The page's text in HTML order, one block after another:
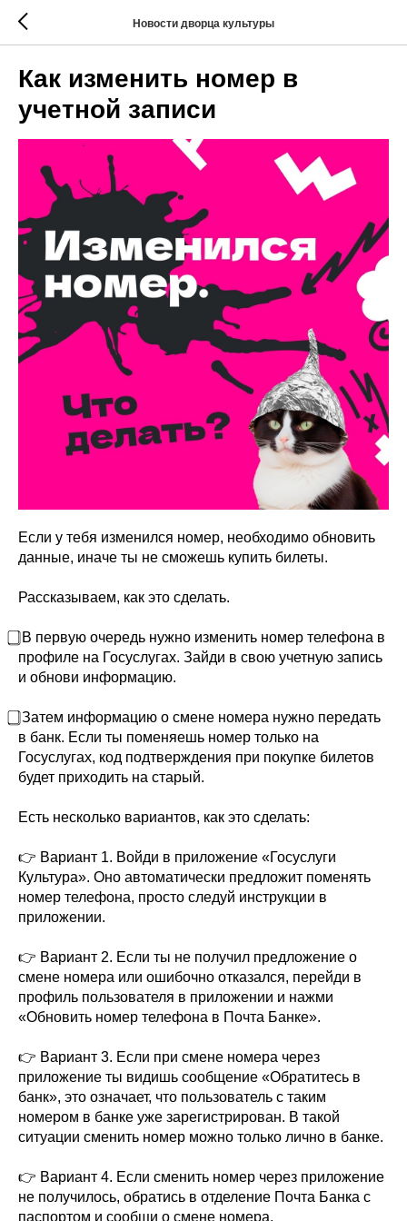
Новости дворца культуры
Как изменить номер в
учетной записи
Если у тебя изменился номер, необходимо обновить
данные, иначе ты не сможешь купить билеты.
Рассказываем, как это сделать.
⃣ В первую очередь нужно изменить номер телефона в
профиле на Госуслугах. Зайди в свою учетную запись
и обнови информацию.
⃣ Затем информацию о смене номера нужно передать
в банк. Если ты поменяешь номер только на
Госуслугах, код подтверждения при покупке билетов
будет приходить на старый.
Есть несколько вариантов, как это сделать:
👉 Вариант 1. Войди в приложение «Госуслуги
Культура». Оно автоматически предложит поменять
номер телефона, просто следуй инструкции в
приложении.
👉 Вариант 2. Если ты не получил предложение о
смене номера или ошибочно отказался, перейди в
профиль пользователя в приложении и нажми
«Обновить номер телефона в Почта Банке».
👉 Вариант 3. Если при смене номера через
приложение ты видишь сообщение «Обратитесь в
банк», это означает, что пользователь с таким
номером в банке уже зарегистрирован. В такой
ситуации сменить номер можно только лично в банке.
👉 Вариант 4. Если сменить номер через приложение
не получилось, обратись в отделение Почта Банка с
паспортом и сообщи о смене номера.